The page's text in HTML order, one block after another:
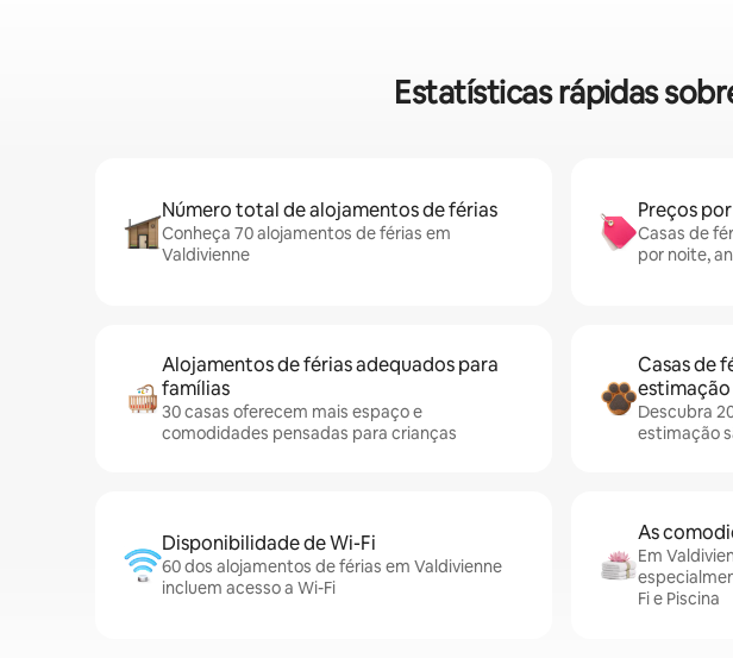
Estatísticas rápidas
Número total de alojamentos de férias
Conheça 70 alojamentos de férias em
Valdivienne
Preços
Casas de
por noite,
Alojamentos de férias adequados para
famílias
30 casas oferecem mais espaço e
comodidades pensadas para crianças
Casas de
estimação
Descubra
estimação
Disponibilidade de Wi-Fi
60 dos alojamentos de férias em Valdivienne
incluem acesso a Wi-Fi
As
Em
Fi e Piscina